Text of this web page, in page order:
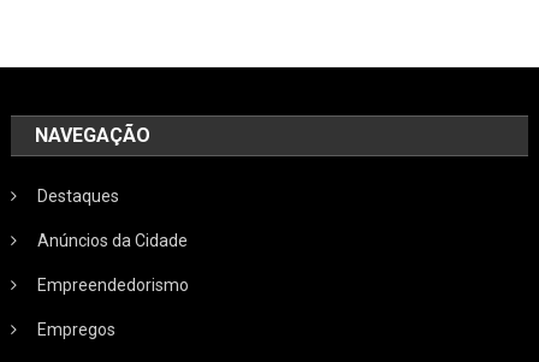
NAVEGAÇÃO
Destaques
Anúncios da Cidade
Empreendedorismo
Empregos